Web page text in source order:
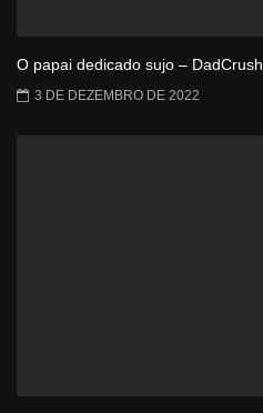
O papai dedicado sujo – DadCrush
3 DE DEZEMBRO DE 2022